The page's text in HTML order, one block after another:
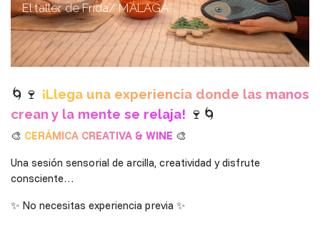
El taller de Frida/ MÁLAGA
🌀🍷 ¡Llega una experiencia donde las manos
crean y la mente se relaja! 🍷🌀
🎨 CERÁMICA CREATIVA & WINE 🎨
Una sesión sensorial de arcilla, creatividad y disfrute
consciente…
✨ No necesitas experiencia previa ✨